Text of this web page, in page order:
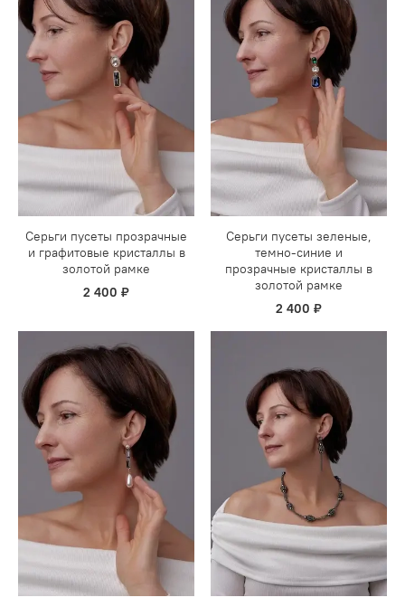
Серьги пусеты прозрачные
и графитовые кристаллы в
золотой рамке
2 400 ₽
Серьги пусеты зеленые,
темно-синие и
прозрачные кристаллы в
золотой рамке
2 400 ₽